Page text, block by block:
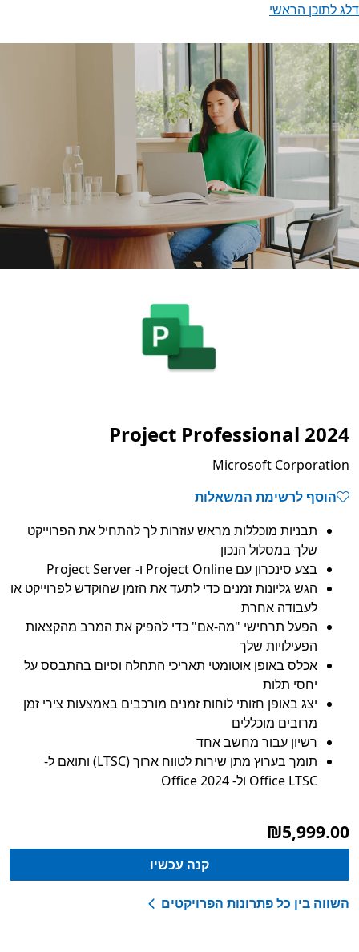
דלג לתוכן הראשי
Project Professional 2024
Microsoft Corporation
הוסף לרשימת המשאלות
תבניות מוכללות מראש עוזרות לך להתחיל את הפרוייקט
שלך במסלול הנכון
בצע סינכרון עם Project Online ו- Project Server
הגש גליונות זמנים כדי לתעד את הזמן שהוקדש לפרוייקט או
לעבודה אחרת
הפעל תרחישי "מה-אם" כדי להפיק את המרב מהקצאות
הפעילויות שלך
אכלס באופן אוטומטי תאריכי התחלה וסיום בהתבסס על
יחסי תלות
יצג באופן חזותי לוחות זמנים מורכבים באמצעות צירי זמן
מרובים מוכללים
רשיון עבור מחשב אחד
תומך בערוץ מתן שירות לטווח ארוך (LTSC) ותואם ל-
Office LTSC ול- Office 2024
‪₪5,999.00‬
קנה עכשיו
השווה בין כל פתרונות הפרויקטים